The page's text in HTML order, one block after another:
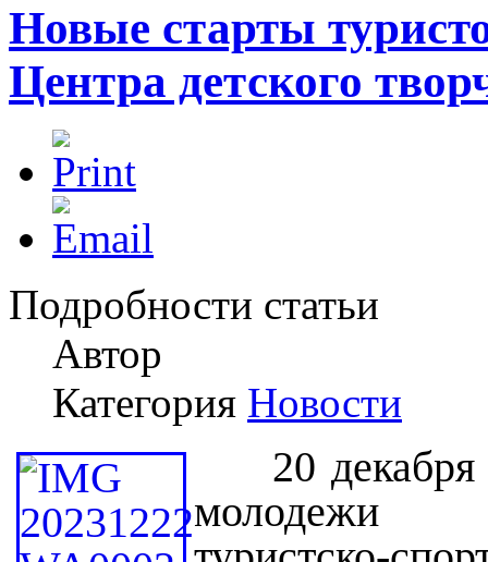
Новые старты
Центра детского
Подробности статьи
Автор
Категория Новости
20 декабря
молодежи